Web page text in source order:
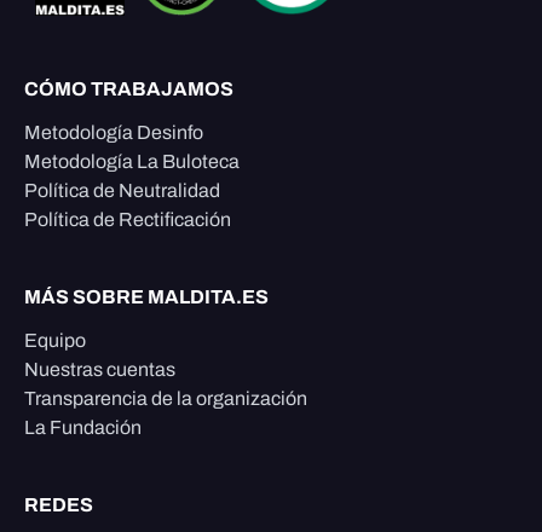
CÓMO TRABAJAMOS
Metodología Desinfo
Metodología La Buloteca
Política de Neutralidad
Política de Rectificación
MÁS SOBRE MALDITA.ES
Equipo
Nuestras cuentas
Transparencia de la organización
La Fundación
REDES